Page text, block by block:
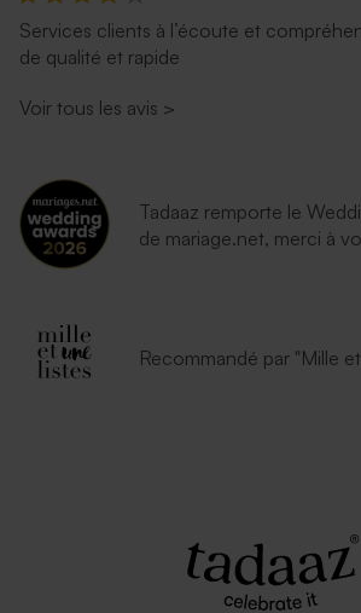
Services clients à l’écoute et
de qualité et rapide
Voir tous les avis >
Tadaaz remporte le
de mariage.net, merci à
Recommandé par "Mille